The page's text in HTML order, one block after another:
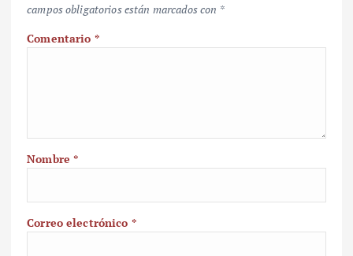
campos obligatorios están marcados con *
Comentario *
Nombre*
Correo electrónico *